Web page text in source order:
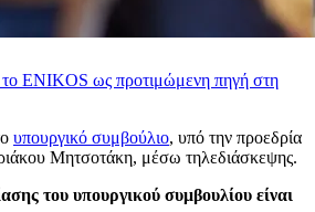
ENIKOS ως προτιμώμενη πηγή στη
υπουργικό συμβούλιο, υπό την προεδρία
Μητσοτάκη, μέσω τηλεδιάσκεψης.
του υπουργικού συμβουλίου είναι